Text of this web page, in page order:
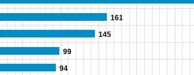
161
145
99
94